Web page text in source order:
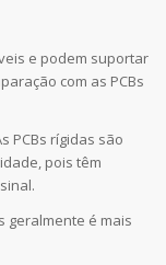
e podem suportar
com as PCBs
PCBs rígidas são
pois têm
geralmente é mais